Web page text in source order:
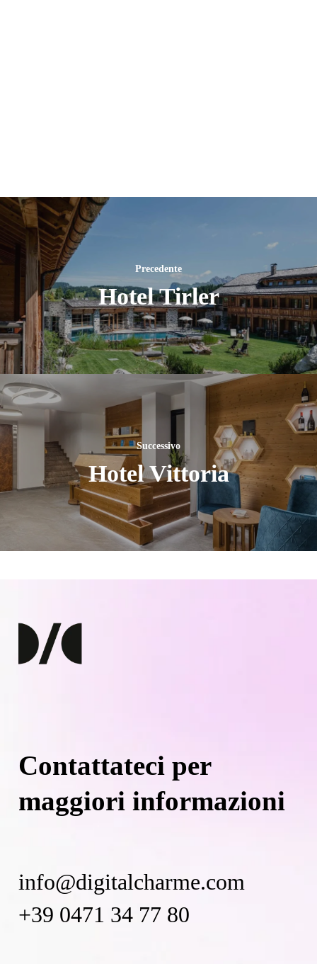
Precedente
Hotel Tirler
Successivo
Hotel Vittoria
Contattateci per
maggiori informazioni
info@digitalcharme.com
+39 0471 34 77 80